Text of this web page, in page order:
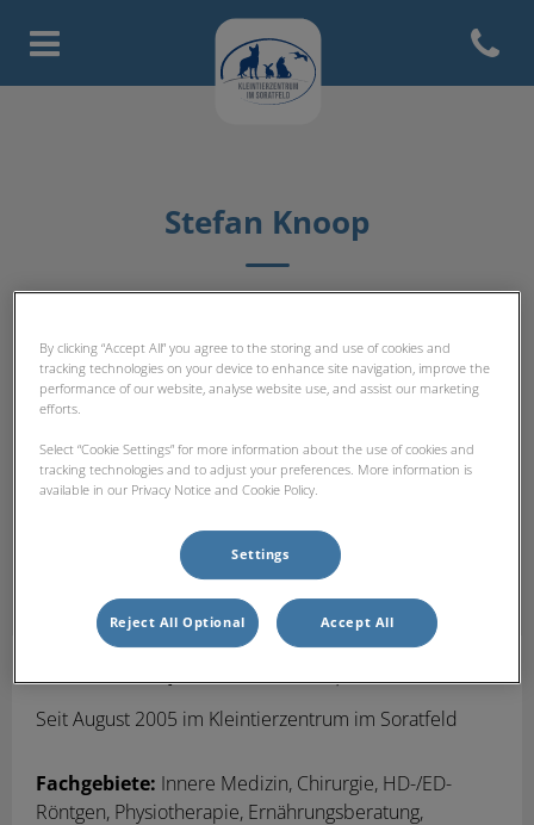
Homepage Tierarztpraxis
Open
Stefan Knoop
Seit August 2005 im Kleintierzentrum im Soratfeld
Fachgebiete: Innere Medizin, Chirurgie, HD-/ED-
Röntgen, Physiotherapie, Ernährungsberatung,
By clicking “Accept All” you agree to the storing and use of cookies and
tracking technologies on your device to enhance site navigation, improve the
performance of our website, analyse website use, and assist our marketing
efforts.
Select “Cookie Settings” for more information about the use of cookies and
tracking technologies and to adjust your preferences. More information is
available in our Privacy Notice and Cookie Policy.
Settings
Reject All Optional Accept All